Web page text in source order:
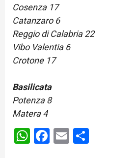
Cosenza 17
Catanzaro 6
Reggio di Calabria 22
Vibo Valentia 6
Crotone 17
Basilicata
Potenza 8
Matera 4
WhatsApp
Facebook
Email